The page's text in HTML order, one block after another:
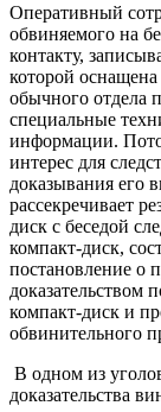
Оперативный
обвиняемого на
контакту,
которой
обычного отдела
специальные
информации.
интерес для
доказывания его
рассекречивает
диск с беседой
компакт-диск,
постановление о
доказательством
компакт-диск и
обвинительного
В одном из
доказательства